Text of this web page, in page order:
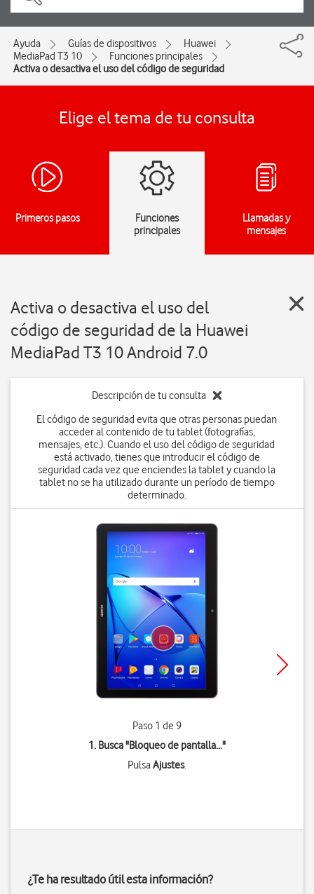
Ayuda Guías de dispositivos
Huawei
MediaPad T3 10
Funciones principales
Activa o desactiva el uso del código de seguridad
Elige el tema de tu consulta
Primeros pasos
Funciones
principales
Llamadas y
mensajes
Activa o desactiva el uso del
código de seguridad de la Huawei
MediaPad T3 10 Android 7.0
Descripción de tu consulta
El código de seguridad evita que otras personas puedan
acceder al contenido de tu tablet (fotografías,
mensajes, etc.). Cuando el uso del código de seguridad
está activado, tienes que introducir el código de
seguridad cada vez que enciendes la tablet y cuando la
tablet no se ha utilizado durante un período de tiempo
determinado.
Paso 1 de 9
1. Busca "Bloqueo de pantalla..."
PulsaAjustes.
¿Te ha resultado útil esta información?